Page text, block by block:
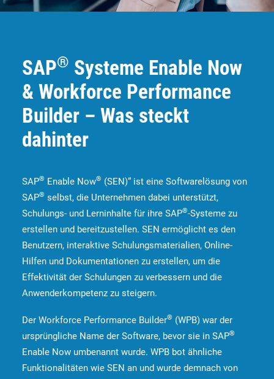
SAP® Systeme Enable Now
& Workforce Performance
Builder – Was steckt
dahinter
SAP® Enable Now® (SEN)“ ist eine Softwarelösung von
SAP® selbst, die Unternehmen dabei unterstützt,
Schulungs- und Lerninhalte für ihre SAP®-Systeme zu
erstellen und bereitzustellen. SEN ermöglicht es den
Benutzern, interaktive Schulungsmaterialien, Online-
Hilfen und Dokumentationen zu erstellen, um die
Effektivität der Schulungen zu verbessern und die
Anwenderkompetenz zu steigern.
Der Workforce Performance Builder® (WPB) war der
ursprüngliche Name der Software, bevor sie in SAP®
Enable Now umbenannt wurde. WPB bot ähnliche
Funktionalitäten wie SEN an und wurde demnach von